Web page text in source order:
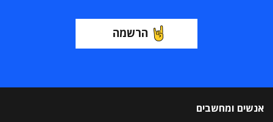
הרשמה
אנשים ומחשבים